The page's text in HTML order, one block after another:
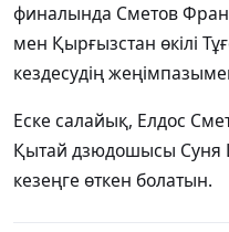
финалында Сметов
мен Қырғызстан өкілі
кездесудің
Еске салайық, Елдос
Қытай дзюдошысы Суня
кезеңге өткен болатын.